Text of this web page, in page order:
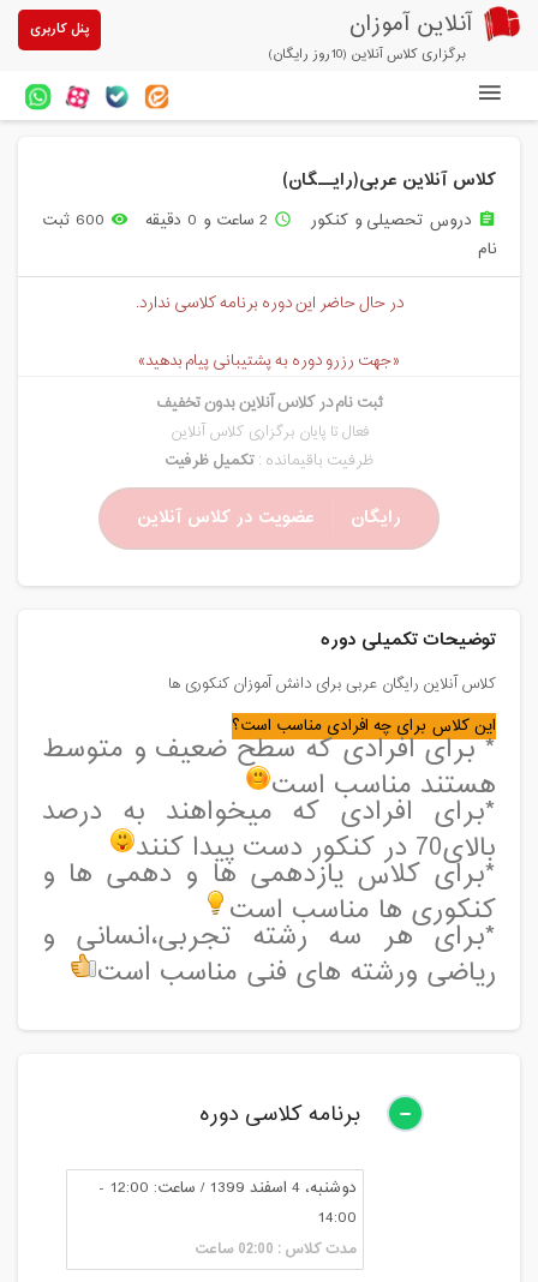
آنلاین آموزان
برگزاری کلاس آنلاین (10روز رایگان)
پنل کاربری
آزمون های آنلاین
درباره ما
کلاس آنلاین عربی(رایــگان)
assignment دروس تحصیلی و کنکور access_time 2 ساعت و 0 دقیقه remove_red_eye
600 ثبت
نام
در حال حاضر این دوره برنامه کلاسی ندارد.
«جهت رزرو دوره به پشتیبانی پیام بدهید»
ثبت نام در کلاس آنلاین بدون تخفیف
فعال تا پایان برگزاری کلاس آنلاین
ظرفیت باقیمانده :تکمیل ظرفیت
رایگان عضویت در کلاس آنلاین
توضیحات تکمیلی دوره
کلاس آنلاین رایگان عربی برای دانش آموزان کنکوری ها
این کلاس برای چه افرادی مناسب است؟
* برای افرادی که سطح ضعیف و متوسط
هستند مناسب است
*برای افرادی که میخواهند به درصد
بالای70 در کنکور دست پیدا کنند
*برای کلاس یازدهمی ها و دهمی ها و
کنکوری ها مناسب است
*برای هر سه رشته تجربی،انسانی و
ریاضی ورشته های فنی مناسب است
برنامه کلاسی دوره
دوشنبه، 4 اسفند 1399 / ساعت: 12:00 -
14:00
مدت کلاس : 02:00 ساعت